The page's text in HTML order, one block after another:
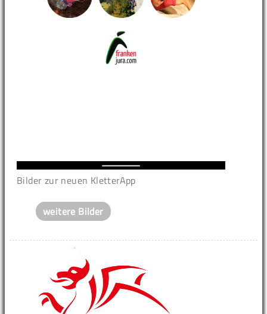
Bilder zur neuen KletterApp
weitere Bilder